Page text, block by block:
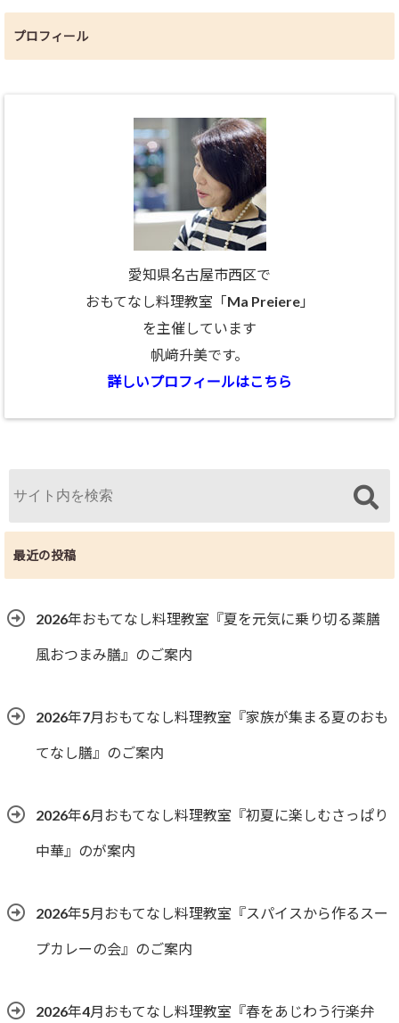
プロフィール
愛知県名古屋市西区で
おもてなし料理教室「Ma Preiere」
を主催しています
帆﨑升美です。
詳しいプロフィールはこちら
最近の投稿
2026年おもてなし料理教室『夏を元気に乗り切る薬膳
風おつまみ膳』のご案内
2026年7月おもてなし料理教室『家族が集まる夏のおも
てなし膳』のご案内
2026年6月おもてなし料理教室『初夏に楽しむさっぱり
中華』のが案内
2026年5月おもてなし料理教室『スパイスから作るスー
プカレーの会』のご案内
2026年4月おもてなし料理教室『春をあじわう行楽弁